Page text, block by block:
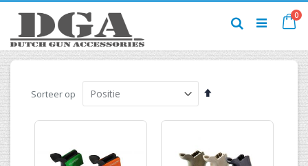
naar
de
inhoud
0
Zoek
Sorteer op
Van